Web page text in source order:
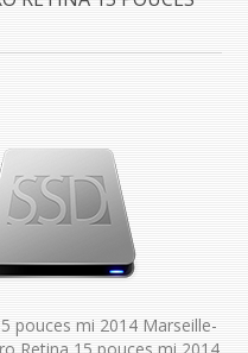
pouces mi 2014 Marseille-